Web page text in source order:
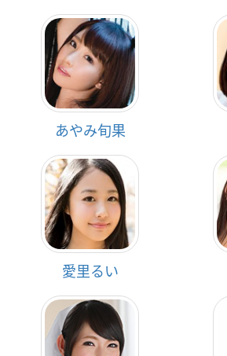
あやみ旬果
愛里るい